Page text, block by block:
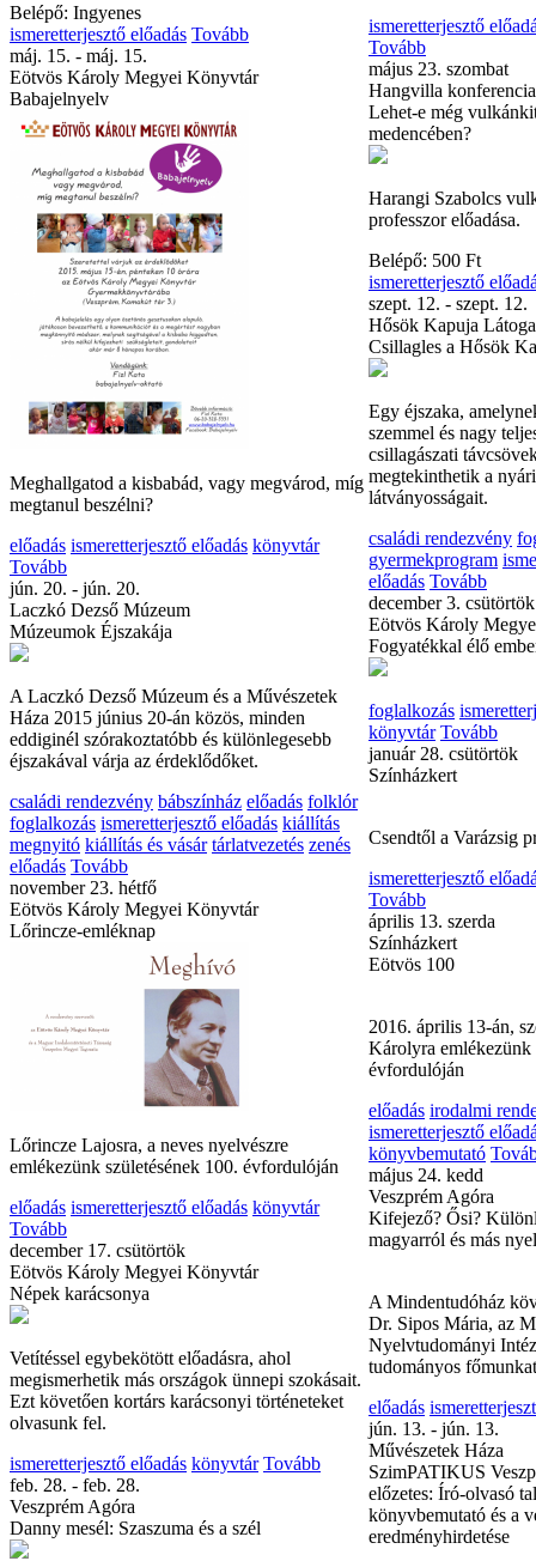
Belépő: Ingyenes
ismeretterjesztő előadás Tovább
máj. 15. - máj. 15.
Eötvös Károly Megyei Könyvtár
Babajelnyelv
Meghallgatod a kisbabád, vagy megvárod, míg
megtanul beszélni?
előadás ismeretterjesztő előadás könyvtár
Tovább
jún. 20. - jún. 20.
Laczkó Dezső Múzeum
Múzeumok Éjszakája
A Laczkó Dezső Múzeum és a Művészetek
Háza 2015 június 20-án közös, minden
eddiginél szórakoztatóbb és különlegesebb
éjszakával várja az érdeklődőket.
családi rendezvény bábszínház előadás folklór
foglalkozás ismeretterjesztő előadás kiállítás
megnyitó kiállítás és vásár tárlatvezetés zenés
előadás Tovább
november 23. hétfő
Eötvös Károly Megyei Könyvtár
Lőrincze-emléknap
Lőrincze Lajosra, a neves nyelvészre
emlékezünk születésének 100. évfordulóján
előadás ismeretterjesztő előadás könyvtár
Tovább
december 17. csütörtök
Eötvös Károly Megyei Könyvtár
Népek karácsonya
Vetítéssel egybekötött előadásra, ahol
megismerhetik más országok ünnepi szokásait.
Ezt követően kortárs karácsonyi történeteket
olvasunk fel.
ismeretterjesztő előadás könyvtár Tovább
feb. 28. - feb. 28.
Veszprém Agóra
Danny mesél: Szaszuma és a szél
feb. 27. - feb. 27.
Eötvös Károly
5 órai tea -
Történelmi korszakok
ismeretterjesztő
Tovább
május 23. szombat
Hangvilla
Lehet-e még
medencében?
Harangi Szabolcs
professzor előadása.
Belépő: 500 Ft
ismeretterjesztő
szept. 12. - szept. 12.
Hősök Kapuja
Csillagles a Hősök
Egy éjszaka,
szemmel és nagy
csillagászati
megtekinthetik a
látványosságait.
családi rendezvény
gyermekprogram
előadás Tovább
december 3. csütörtök
Eötvös Károly
Fogyatékkal élő
könyvtár Tovább
január 28. csütörtök
Színházkert
ismeretterjesztő
Tovább
április 13. szerda
Színházkert
Eötvös 100
2016. április 13-án,
Károlyra emlékezünk
évfordulóján
előadás irodalmi
könyvbemutató
május 24. kedd
Veszprém Agóra
Kifejező? Ősi?
magyarról és más
A Mindentudóház
Dr. Sipos Mária, az
Nyelvtudományi
tudományos
előadás